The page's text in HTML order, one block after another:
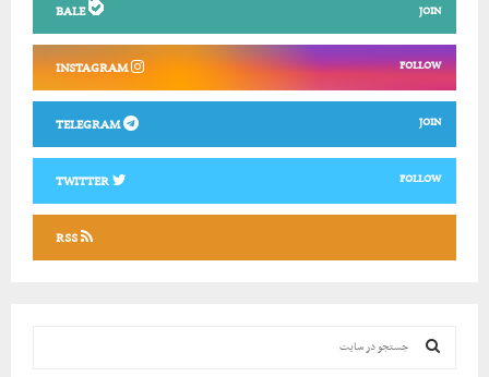
BALE JOIN
INSTAGRAM FOLLOW
TELEGRAM JOIN
TWITTER FOLLOW
RSS